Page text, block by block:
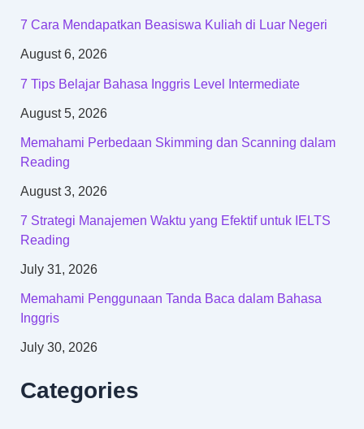
7 Cara Mendapatkan Beasiswa Kuliah di Luar Negeri
August 6, 2026
7 Tips Belajar Bahasa Inggris Level Intermediate
August 5, 2026
Memahami Perbedaan Skimming dan Scanning dalam
Reading
August 3, 2026
7 Strategi Manajemen Waktu yang Efektif untuk IELTS
Reading
July 31, 2026
Memahami Penggunaan Tanda Baca dalam Bahasa
Inggris
July 30, 2026
Categories